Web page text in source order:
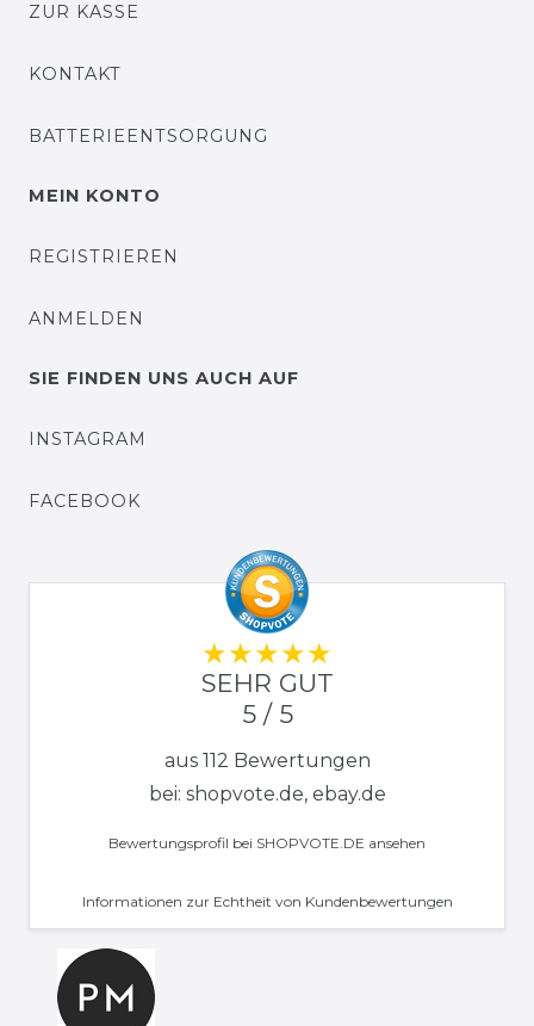
ZUR KASSE
KONTAKT
BATTERIEENTSORGUNG
MEIN KONTO
REGISTRIEREN
ANMELDEN
SIE FINDEN UNS AUCH AUF
INSTAGRAM
FACEBOOK
SEHR GUT
5 / 5
aus 112 Bewertungen
bei: shopvote.de, ebay.de
Bewertungsprofil bei SHOPVOTE.DE ansehen
Informationen zur Echtheit von Kundenbewertungen